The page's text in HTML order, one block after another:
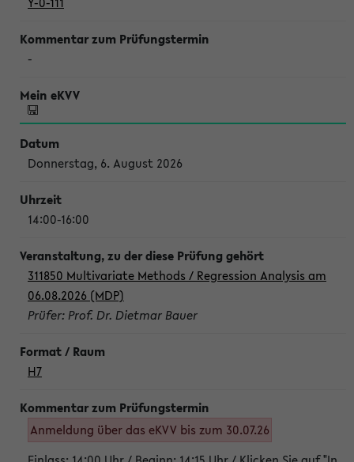
-
Donnerstag, 6. August 2026
14:00-16:00
311850 Multivariate Methods / Regression Analysis am
06.08.2026 (MDP)
Prüfer: Prof. Dr. Dietmar Bauer
H7
Anmeldung über das eKVV bis zum 30.07.26